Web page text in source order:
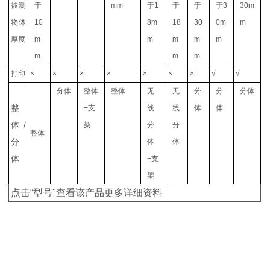
被测
物体
厚度
于
10
m
m
mm
于1
8m
m
于
18
m
m
于
30
m
m
于3
0m
m
30m
m
打印 × × × × × × × √ √
整
体/
分
体
整体
分体
整体
+支
架
整体
无
线
分
体
+支
架
无
线
分
体
分
体
分
体
分体
点击“型号"查看该产品更多详细资料